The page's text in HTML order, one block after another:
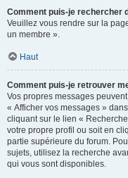
Comment puis-je rechercher
Veuillez vous rendre sur la
un membre ».
Haut
Comment puis-je retrouver
Vos propres messages
« Afficher vos messages »
cliquant sur le lien «
votre propre profil ou soit en
partie supérieure du forum.
sujets, utilisez la recherche
qui vous sont disponibles.